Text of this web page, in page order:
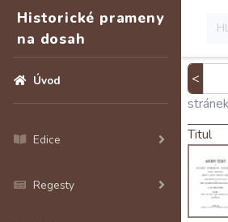
Historické prameny
na dosah
Úvod
Edice
Regesty
<
stránek
Titul